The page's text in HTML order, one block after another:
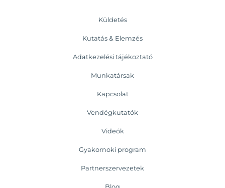
Küldetés
Kutatás & Elemzés
Adatkezelési tájékoztató
Munkatársak
Kapcsolat
Vendégkutatók
Videók
Gyakornoki program
Partnerszervezetek